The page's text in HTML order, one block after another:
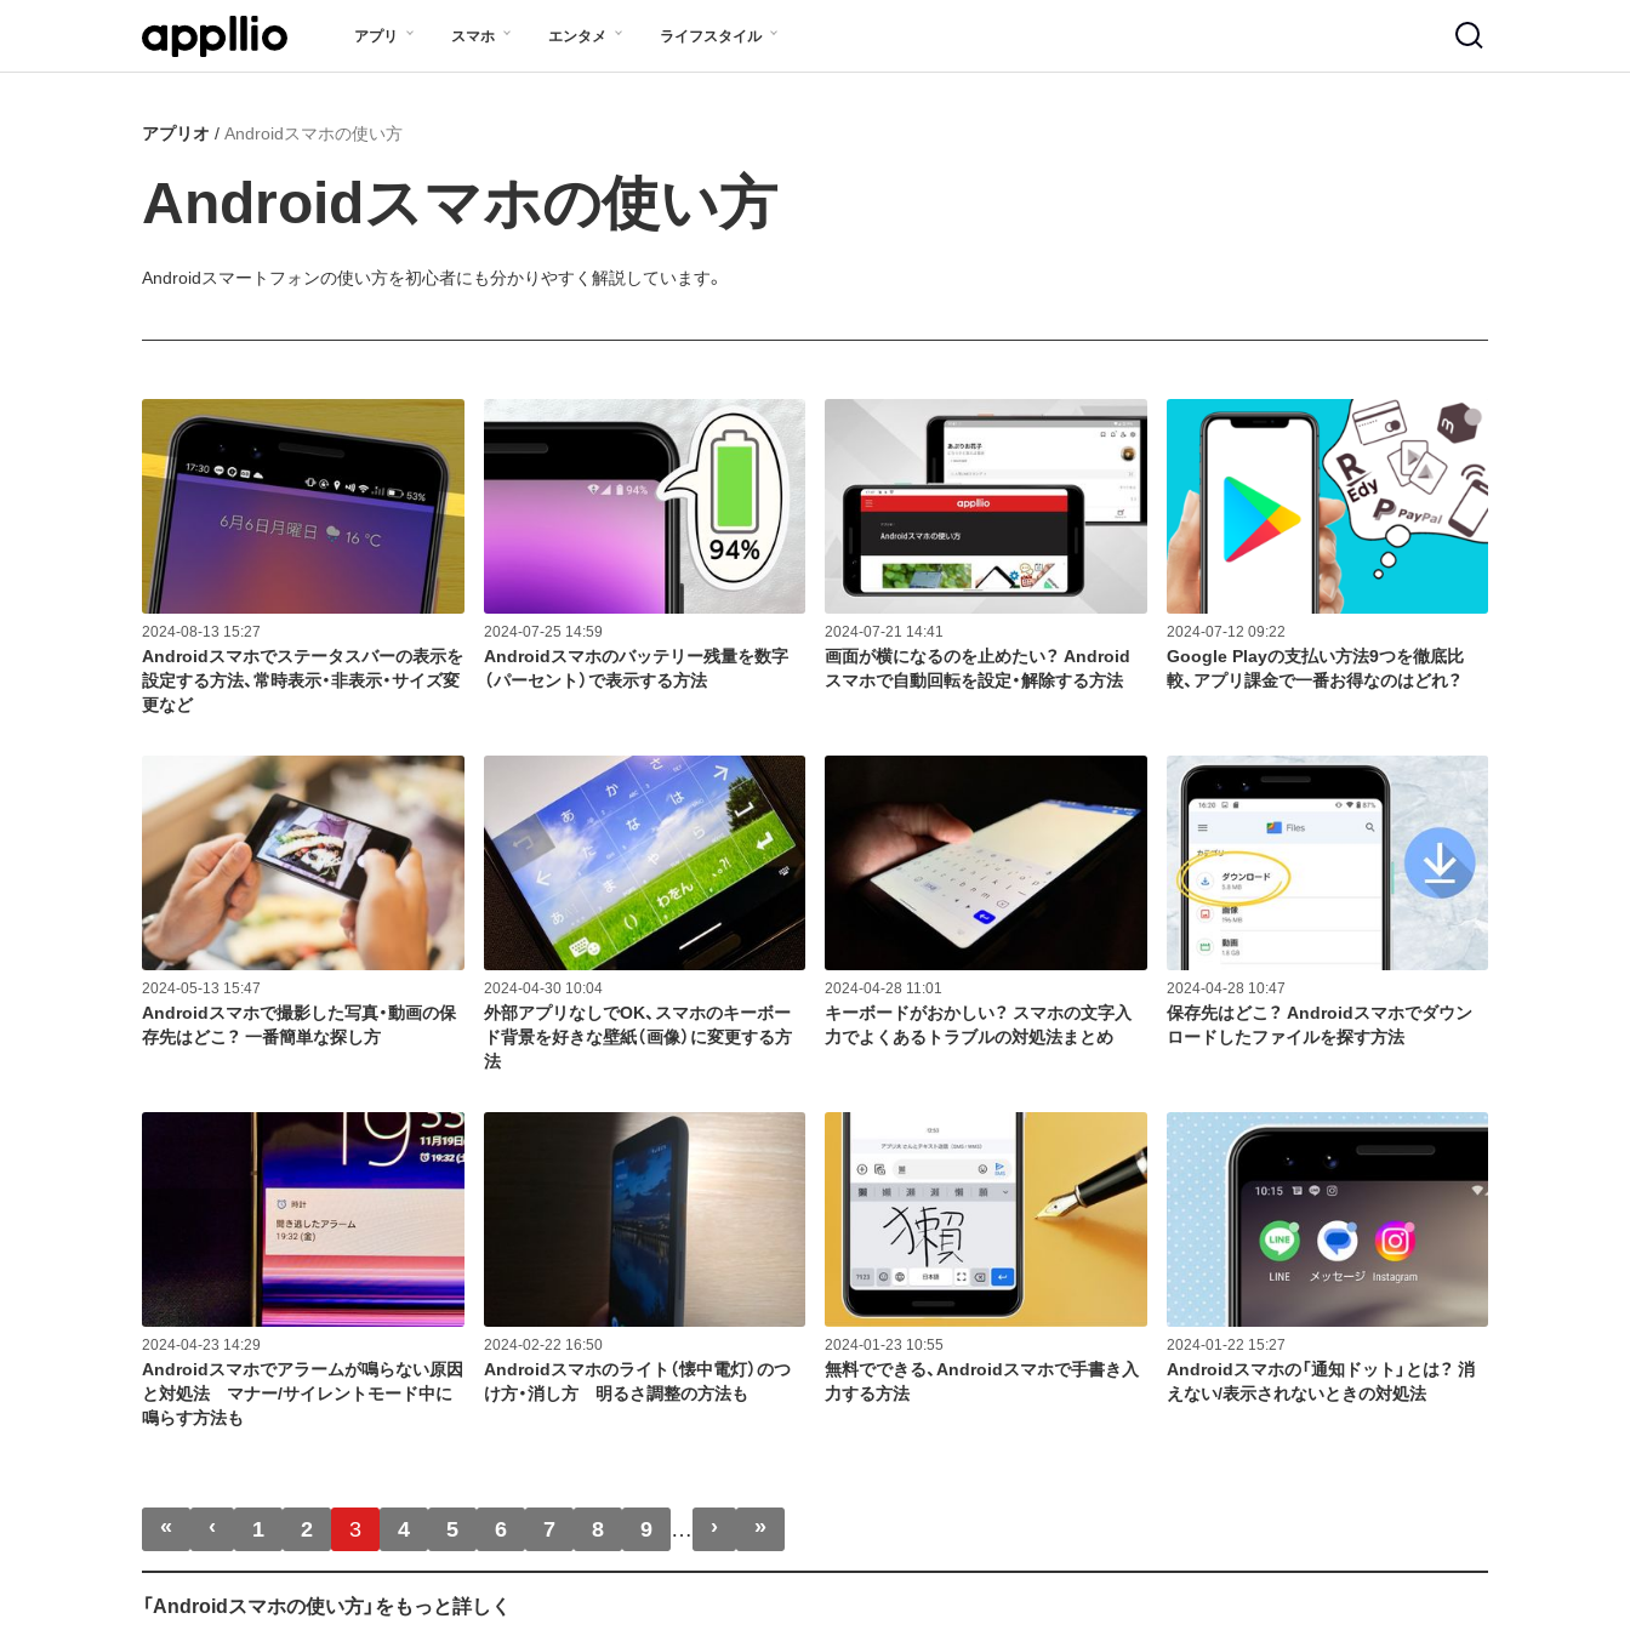
アプリ スマホ エンタメ ライフスタイル
アプリオ Androidスマホの使い方
Androidスマホの使い方
Androidスマートフォンの使い方を初心者にも分かりやすく解説しています。
2024-08-13 15:27
Androidスマホでステータスバーの表示を
設定する方法、常時表示・非表示・サイズ変
更など
2024-07-25 14:59
Androidスマホのバッテリー残量を数字
（パーセント）で表示する方法
2024-07-21 14:41
画面が横になるのを止めたい？ Android
スマホで自動回転を設定・解除する方法
2024-07-12 09:22
Google Playの支払い方法9つを徹底比
較、アプリ課金で一番お得なのはどれ？
2024-05-13 15:47
Androidスマホで撮影した写真・動画の保
存先はどこ？ 一番簡単な探し方
2024-04-30 10:04
外部アプリなしでOK、スマホのキーボー
ド背景を好きな壁紙（画像）に変更する方
法
2024-04-28 11:01
キーボードがおかしい？ スマホの文字入
力でよくあるトラブルの対処法まとめ
2024-04-28 10:47
保存先はどこ？ Androidスマホでダウン
ロードしたファイルを探す方法
2024-04-23 14:29
Androidスマホでアラームが鳴らない原因
と対処法 マナー/サイレントモード中に
鳴らす方法も
2024-02-22 16:50
Androidスマホのライト（懐中電灯）のつ
け方・消し方 明るさ調整の方法も
2024-01-23 10:55
無料でできる、Androidスマホで手書き入
力する方法
2024-01-22 15:27
Androidスマホの「通知ドット」とは？ 消
えない/表示されないときの対処法
ページ送り
« 先頭ページ
‹ 前ページ
1 2 3 4 5 6 7 8 9 … › 次ページ
»最終ページ
「Androidスマホの使い方」をもっと詳しく